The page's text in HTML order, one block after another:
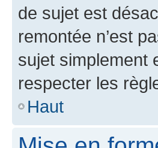
de sujet est
remontée n’est
sujet simplement
respecter les
Haut